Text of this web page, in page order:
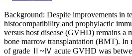
Background: Despite improvements in
histocompatibility and prophylactic
versus host disease (GVHD) remains a
bone marrow transplantation (BMT). In
of grade Ⅱ~Ⅳ acute GVHD was